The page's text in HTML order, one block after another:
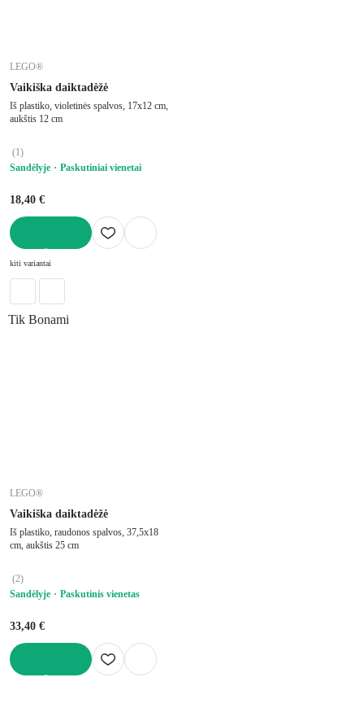
LEGO®
Vaikiška daiktadėžė
Iš plastiko, violetinės spalvos, 17x12 cm,
aukštis 12 cm
(1)
Sandėlyje
Paskutiniai vienetai
18,40 €
kiti variantai
Tik Bonami
LEGO®
Vaikiška daiktadėžė
Iš plastiko, raudonos spalvos, 37,5x18
cm, aukštis 25 cm
(2)
Sandėlyje
Paskutinis vienetas
33,40 €